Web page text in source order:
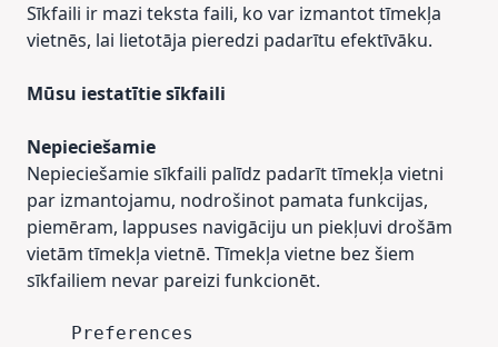
Sīkfaili ir mazi teksta faili, ko var izmantot tīmekļa
vietnēs, lai lietotāja pieredzi padarītu efektīvāku.
Mūsu iestatītie sīkfaili
Nepieciešamie
Nepieciešamie sīkfaili palīdz padarīt tīmekļa vietni
par izmantojamu, nodrošinot pamata funkcijas,
piemēram, lappuses navigāciju un piekļuvi drošām
vietām tīmekļa vietnē. Tīmekļa vietne bez šiem
sīkfailiem nevar pareizi funkcionēt.